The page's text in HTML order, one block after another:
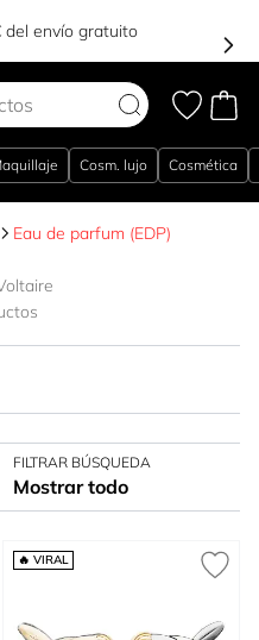
del envío gratuito
Cosm. lujo Cosmética
Eau de parfum (EDP)
FILTRAR BÚSQUEDA
Mostrar todo
🔥 VIRAL